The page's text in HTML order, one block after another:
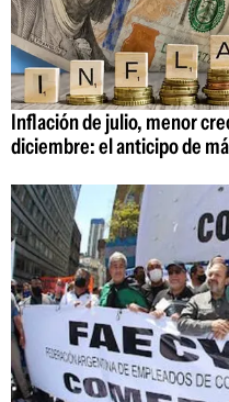
Inflación de julio, menor
diciembre: el anticipo de